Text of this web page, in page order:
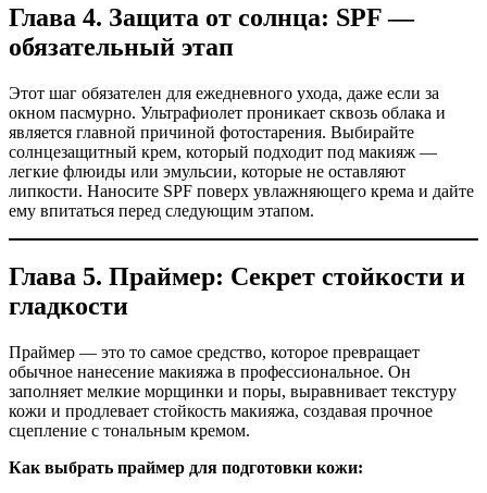
Глава 4. Защита от солнца: SPF —
обязательный этап
Этот шаг обязателен для ежедневного ухода, даже если за
окном пасмурно. Ультрафиолет проникает сквозь облака и
является главной причиной фотостарения. Выбирайте
солнцезащитный крем, который подходит под макияж —
легкие флюиды или эмульсии, которые не оставляют
липкости. Наносите SPF поверх увлажняющего крема и дайте
ему впитаться перед следующим этапом.
Глава 5. Праймер: Секрет стойкости и
гладкости
Праймер — это то самое средство, которое превращает
обычное нанесение макияжа в профессиональное. Он
заполняет мелкие морщинки и поры, выравнивает текстуру
кожи и продлевает стойкость макияжа, создавая прочное
сцепление с тональным кремом.
Как выбрать праймер для подготовки кожи: